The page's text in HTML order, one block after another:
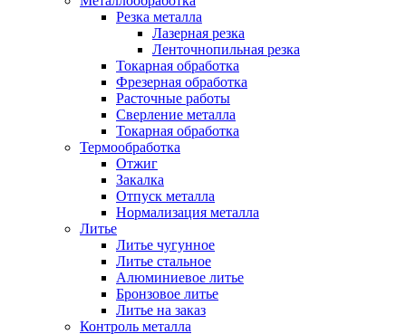
Резка металла
Лазерная резка
Ленточнопильная резка
Токарная обработка
Фрезерная обработка
Расточные работы
Сверление металла
Токарная обработка
Термообработка
Отжиг
Закалка
Отпуск металла
Нормализация металла
Литье
Литье чугунное
Литье стальное
Алюминиевое литье
Бронзовое литье
Литье на заказ
Контроль металла